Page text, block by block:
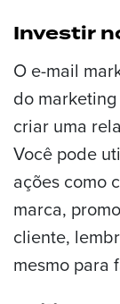
Investir
O e-mail
do
criar uma
Você pode
ações como
marca,
cliente,
mesmo para